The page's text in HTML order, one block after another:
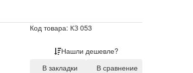
Код товара: КЗ 053
Нашли дешевле?
В закладки
В сравнение